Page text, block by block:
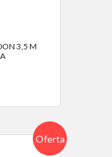
3,5 M
Oferta